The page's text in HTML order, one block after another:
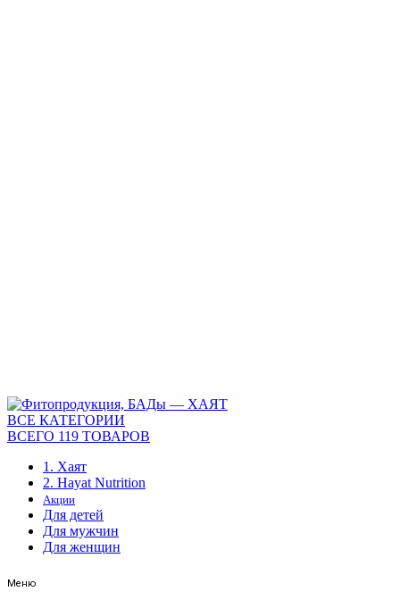
ВСЕ КАТЕГОРИИ
ВСЕГО 119 ТОВАРОВ
1. Хаят
2. Hayat Nutrition
Акции
Для детей
Для мужчин
Для женщин
Меню